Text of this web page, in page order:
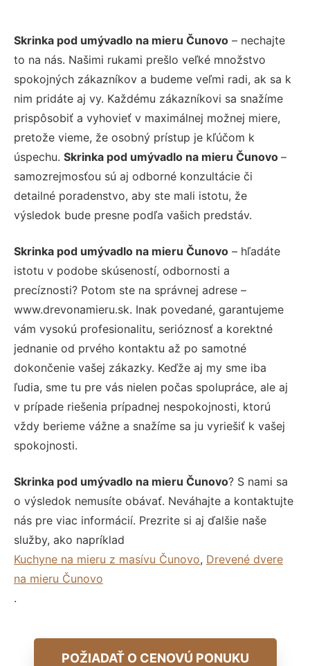
Skrinka pod umývadlo na mieru Čunovo – nechajte
to na nás. Našimi rukami prešlo veľké množstvo
spokojných zákazníkov a budeme veľmi radi, ak sa k
nim pridáte aj vy. Každému zákazníkovi sa snažíme
prispôsobiť a vyhovieť v maximálnej možnej miere,
pretože vieme, že osobný prístup je kľúčom k
úspechu. Skrinka pod umývadlo na mieru Čunovo –
samozrejmosťou sú aj odborné konzultácie či
detailné poradenstvo, aby ste mali istotu, že
výsledok bude presne podľa vašich predstáv.
Skrinka pod umývadlo na mieru Čunovo – hľadáte
istotu v podobe skúseností, odbornosti a
precíznosti? Potom ste na správnej adrese –
www.drevonamieru.sk. Inak povedané, garantujeme
vám vysokú profesionalitu, serióznosť a korektné
jednanie od prvého kontaktu až po samotné
dokončenie vašej zákazky. Keďže aj my sme iba
ľudia, sme tu pre vás nielen počas spolupráce, ale aj
v prípade riešenia prípadnej nespokojnosti, ktorú
vždy berieme vážne a snažíme sa ju vyriešiť k vašej
spokojnosti.
Skrinka pod umývadlo na mieru Čunovo? S nami sa
o výsledok nemusíte obávať. Neváhajte a kontaktujte
nás pre viac informácií. Prezrite si aj ďalšie naše
služby, ako napríklad
Kuchyne na mieru z masívu Čunovo, Drevené dvere
na mieru Čunovo
.
POŽIADAŤ O CENOVÚ PONUKU